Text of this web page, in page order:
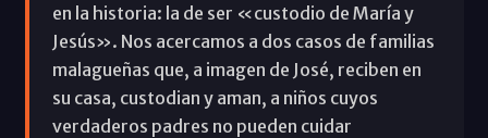
en la historia: la de ser «custodio de María y
Jesús». Nos acercamos a dos casos de familias
malagueñas que, a imagen de José, reciben en
su casa, custodian y aman, a niños cuyos
verdaderos padres no pueden cuidar